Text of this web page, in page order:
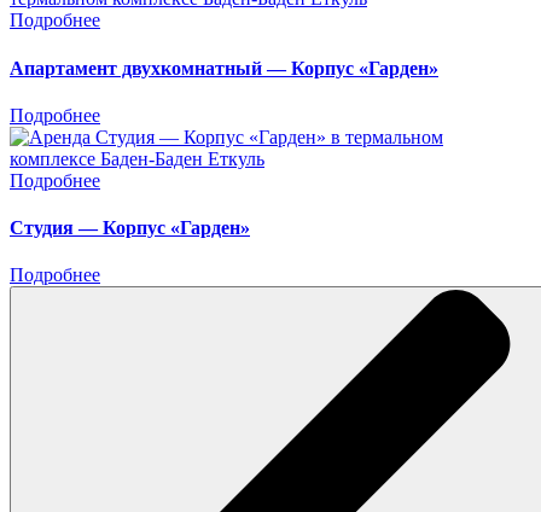
Подробнее
Апартамент двухкомнатный — Корпус «Гарден»
Подробнее
Подробнее
Студия — Корпус «Гарден»
Подробнее